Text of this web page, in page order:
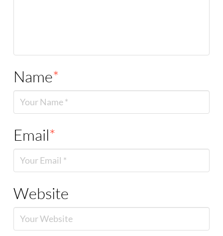
Name*
Email*
Website